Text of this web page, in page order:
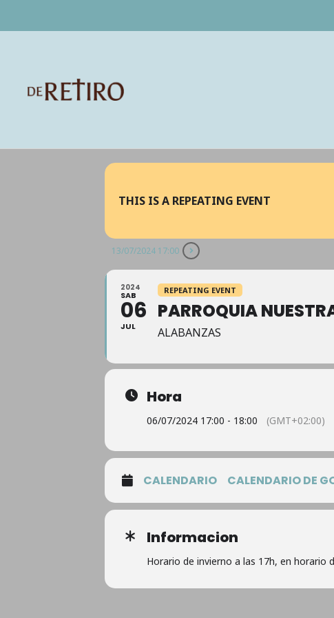
THIS IS A REPEATING EVENT
13/07/2024 17:00
2024
SAB
06
JUL
REPEATING EVENT
PARROQUIA
ALABANZAS
Hora
06/07/2024 17:00 - 18:00 (GMT+02:00)
CALENDARIO CALENDARIO DE
Informacion
Horario de invierno a las 17h, en horario